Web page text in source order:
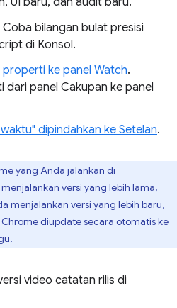
Coba bilangan bulat presisi
di Konsol.
properti ke panel Watch.
dari panel Cakupan ke panel
dipindahkan ke Setelan.
yang Anda jalankan di
versi yang lebih lama,
menjalankan versi yang lebih baru,
diupdate secara otomatis ke
video catatan rilis di